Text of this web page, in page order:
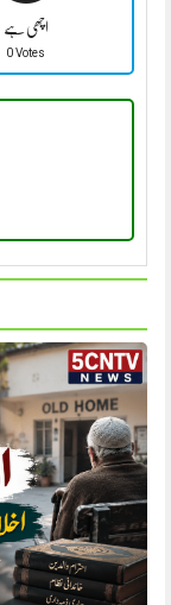
اچھی ہے
0 Votes